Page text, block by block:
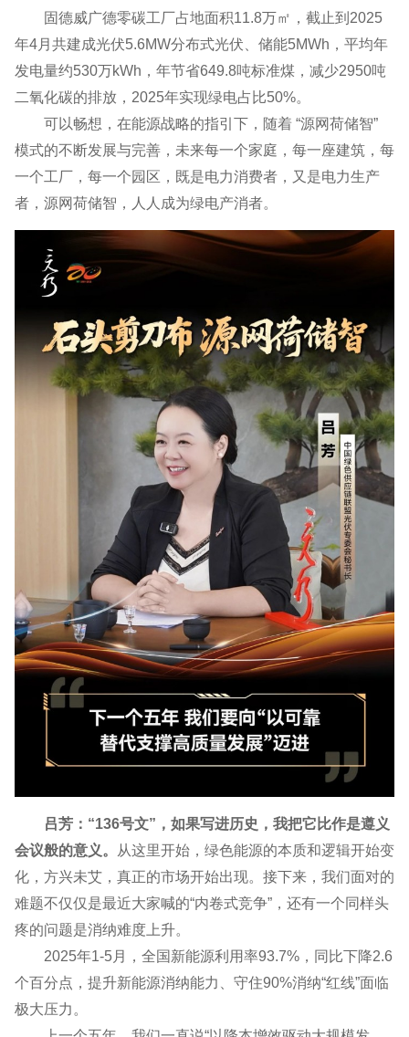
固德威广德零碳工厂占地面积11.8万㎡，截止到2025
年4月共建成光伏5.6MW分布式光伏、储能5MWh，平均年
发电量约530万kWh，年节省649.8吨标准煤，减少2950吨
二氧化碳的排放，2025年实现绿电占比50%。
可以畅想，在能源战略的指引下，随着 “源网荷储智”
模式的不断发展与完善，未来每一个家庭，每一座建筑，每
一个工厂，每一个园区，既是电力消费者，又是电力生产
者，源网荷储智，人人成为绿电产消者。
吕芳：“136号文”，如果写进历史，我把它比作是遵义
会议般的意义。
从这里开始，绿色能源的本质和逻辑开始变
化，方兴未艾，真正的市场开始出现。接下来，我们面对的
难题不仅仅是最近大家喊的“内卷式竞争”，还有一个同样头
疼的问题是消纳难度上升。
2025年1-5月，全国新能源利用率93.7%，同比下降2.6
个百分点，提升新能源消纳能力、守住90%消纳“红线”面临
极大压力。